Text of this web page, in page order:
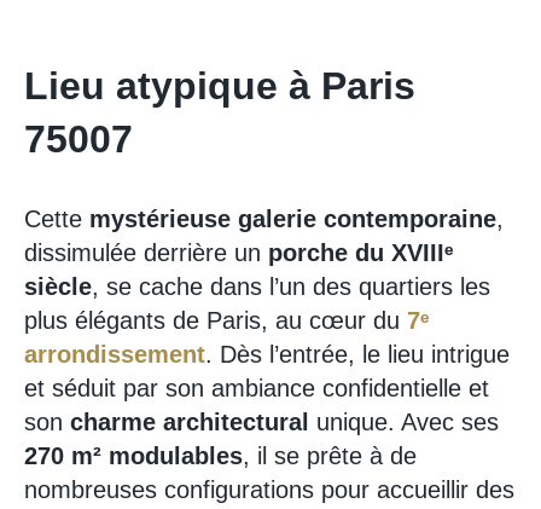
Lieu atypique à Paris
75007
Cette mystérieuse galerie contemporaine,
dissimulée derrière un porche du XVIIIᵉ
siècle, se cache dans l’un des quartiers les
plus élégants de Paris, au cœur du 7ᵉ
arrondissement. Dès l’entrée, le lieu intrigue
et séduit par son ambiance confidentielle et
son charme architectural unique. Avec ses
270 m² modulables, il se prête à de
nombreuses configurations pour accueillir des